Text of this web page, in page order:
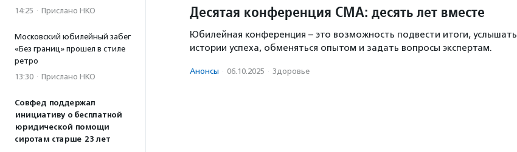
14:25 · Прислано НКО
Московский юбилейный забег
«Без границ» прошел в стиле
ретро
13:30 · Прислано НКО
Совфед поддержал
инициативу о бесплатной
юридической помощи
сиротам старше 23 лет
Десятая конференция СМА: десять лет вместе
Юбилейная конференция – это возможность подвести итоги, услышать
истории успеха, обменяться опытом и задать вопросы экспертам.
Анонсы · 06.10.2025 · Здоровье